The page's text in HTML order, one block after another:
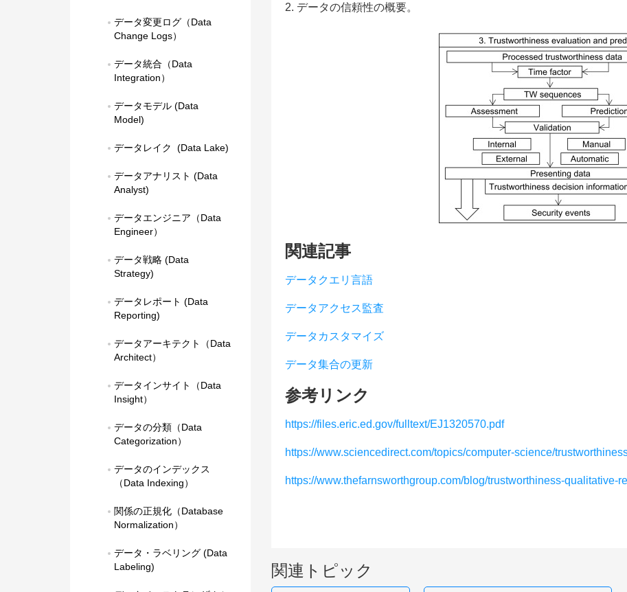
データ変更ログ（Data
Change Logs）
データ統合（Data
Integration）
データモデル (Data
Model)
データレイク  (Data Lake)
データアナリスト (Data
Analyst)
データエンジニア（Data
Engineer）
データ戦略 (Data
Strategy)
データレポート (Data
Reporting)
データアーキテクト（Data
Architect）
データインサイト（Data
Insight）
データの分類（Data
Categorization）
データのインデックス
（Data Indexing）
関係の正規化（Database
Normalization）
データ・ラベリング (Data
Labeling)
2. データの信頼性の概要。
関連記事
データクエリ言語
データアクセス監査
データカスタマイズ
データ集合の更新
参考リンク
https://files.eric.ed.gov/fulltext/EJ1320570.pdf
https://www.sciencedirect.com/topics/computer-science/
https://www.thefarnsworthgroup.com/blog/trustworthiness-qualitative-
関連トピック